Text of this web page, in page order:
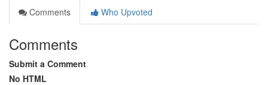
Comments
Who Upvoted
Comments
Submit a Comment
No HTML